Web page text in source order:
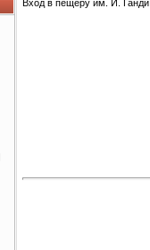
Вход в пещеру им. И.